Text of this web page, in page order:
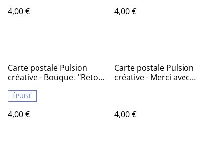
4,00 €
4,00 €
Carte postale Pulsion
créative - Bouquet "Retour
ÉPUISÉ
4,00 €
Carte postale Pulsion
créative - Merci avec
4,00 €